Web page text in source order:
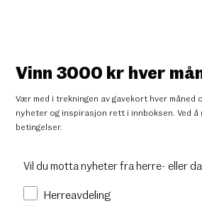
Vinn 3000 kr hver
Vær med i trekningen av gavekort hver
nyheter og inspirasjon rett i innboksen. Ved
betingelser.
Vil du motta nyheter fra herre- eller
Herreavdeling